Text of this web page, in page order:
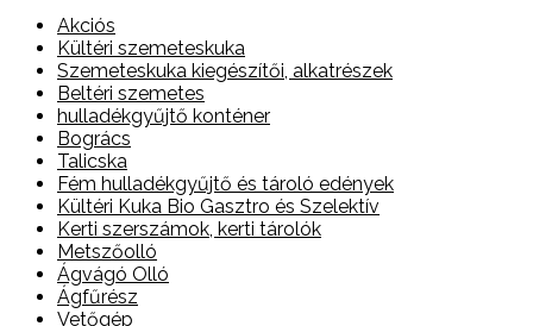
Akciós
Kültéri szemeteskuka
Szemeteskuka kiegészítői, alkatrészek
Beltéri szemetes
hulladékgyűjtő konténer
Bogrács
Talicska
Fém hulladékgyűjtő és tároló edények
Kültéri Kuka Bio Gasztro és Szelektív
Kerti szerszámok, kerti tárolók
Metszőolló
Ágvágó Olló
Ágfűrész
Vetőgép